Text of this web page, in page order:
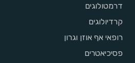
דרמטולוגים
קרדיולוגים
רופאי אף אוזן וגרון
פסיכיאטרים